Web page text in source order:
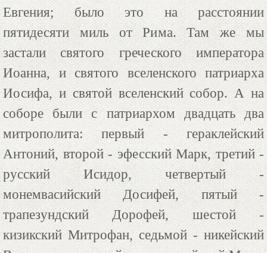
Евгения; было это на расстоянии
пятидесяти миль от Рима. Там же мы
застали святого греческого императора
Иоанна, и святого вселенского патриарха
Иосифа, и святой вселенский собор. А на
соборе были с патриархом двадцать два
митрополита: первый - гераклейский
Антоний, второй - эфесский Марк, третий -
русский Исидор, четвертый -
монемвасийский Досифей, пятый -
трапезундский Дорофей, шестой -
кизикский Митрофан, седьмой - никейский